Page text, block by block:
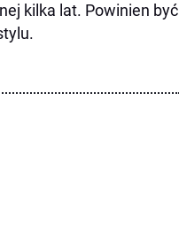
kilka lat. Powinien być